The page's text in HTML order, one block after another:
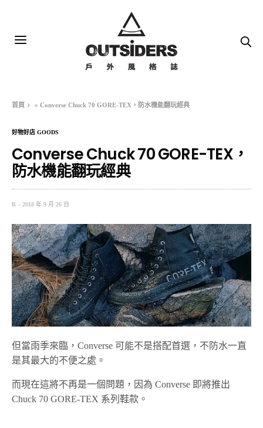
首頁 »Converse Chuck 70 GORE-TEX，防水機能翻玩經典
好物好店 GOODS
Converse Chuck 70 GORE-TEX，
防水機能翻玩經典
B 2018 年 9 月 26 日
但當雨季來臨，Converse 可能不是搭配首選，不防水一直
是其最大的不便之處。
而現在這將不再是一個問題，因為 Converse 即將推出
Chuck 70 GORE-TEX 系列鞋款。